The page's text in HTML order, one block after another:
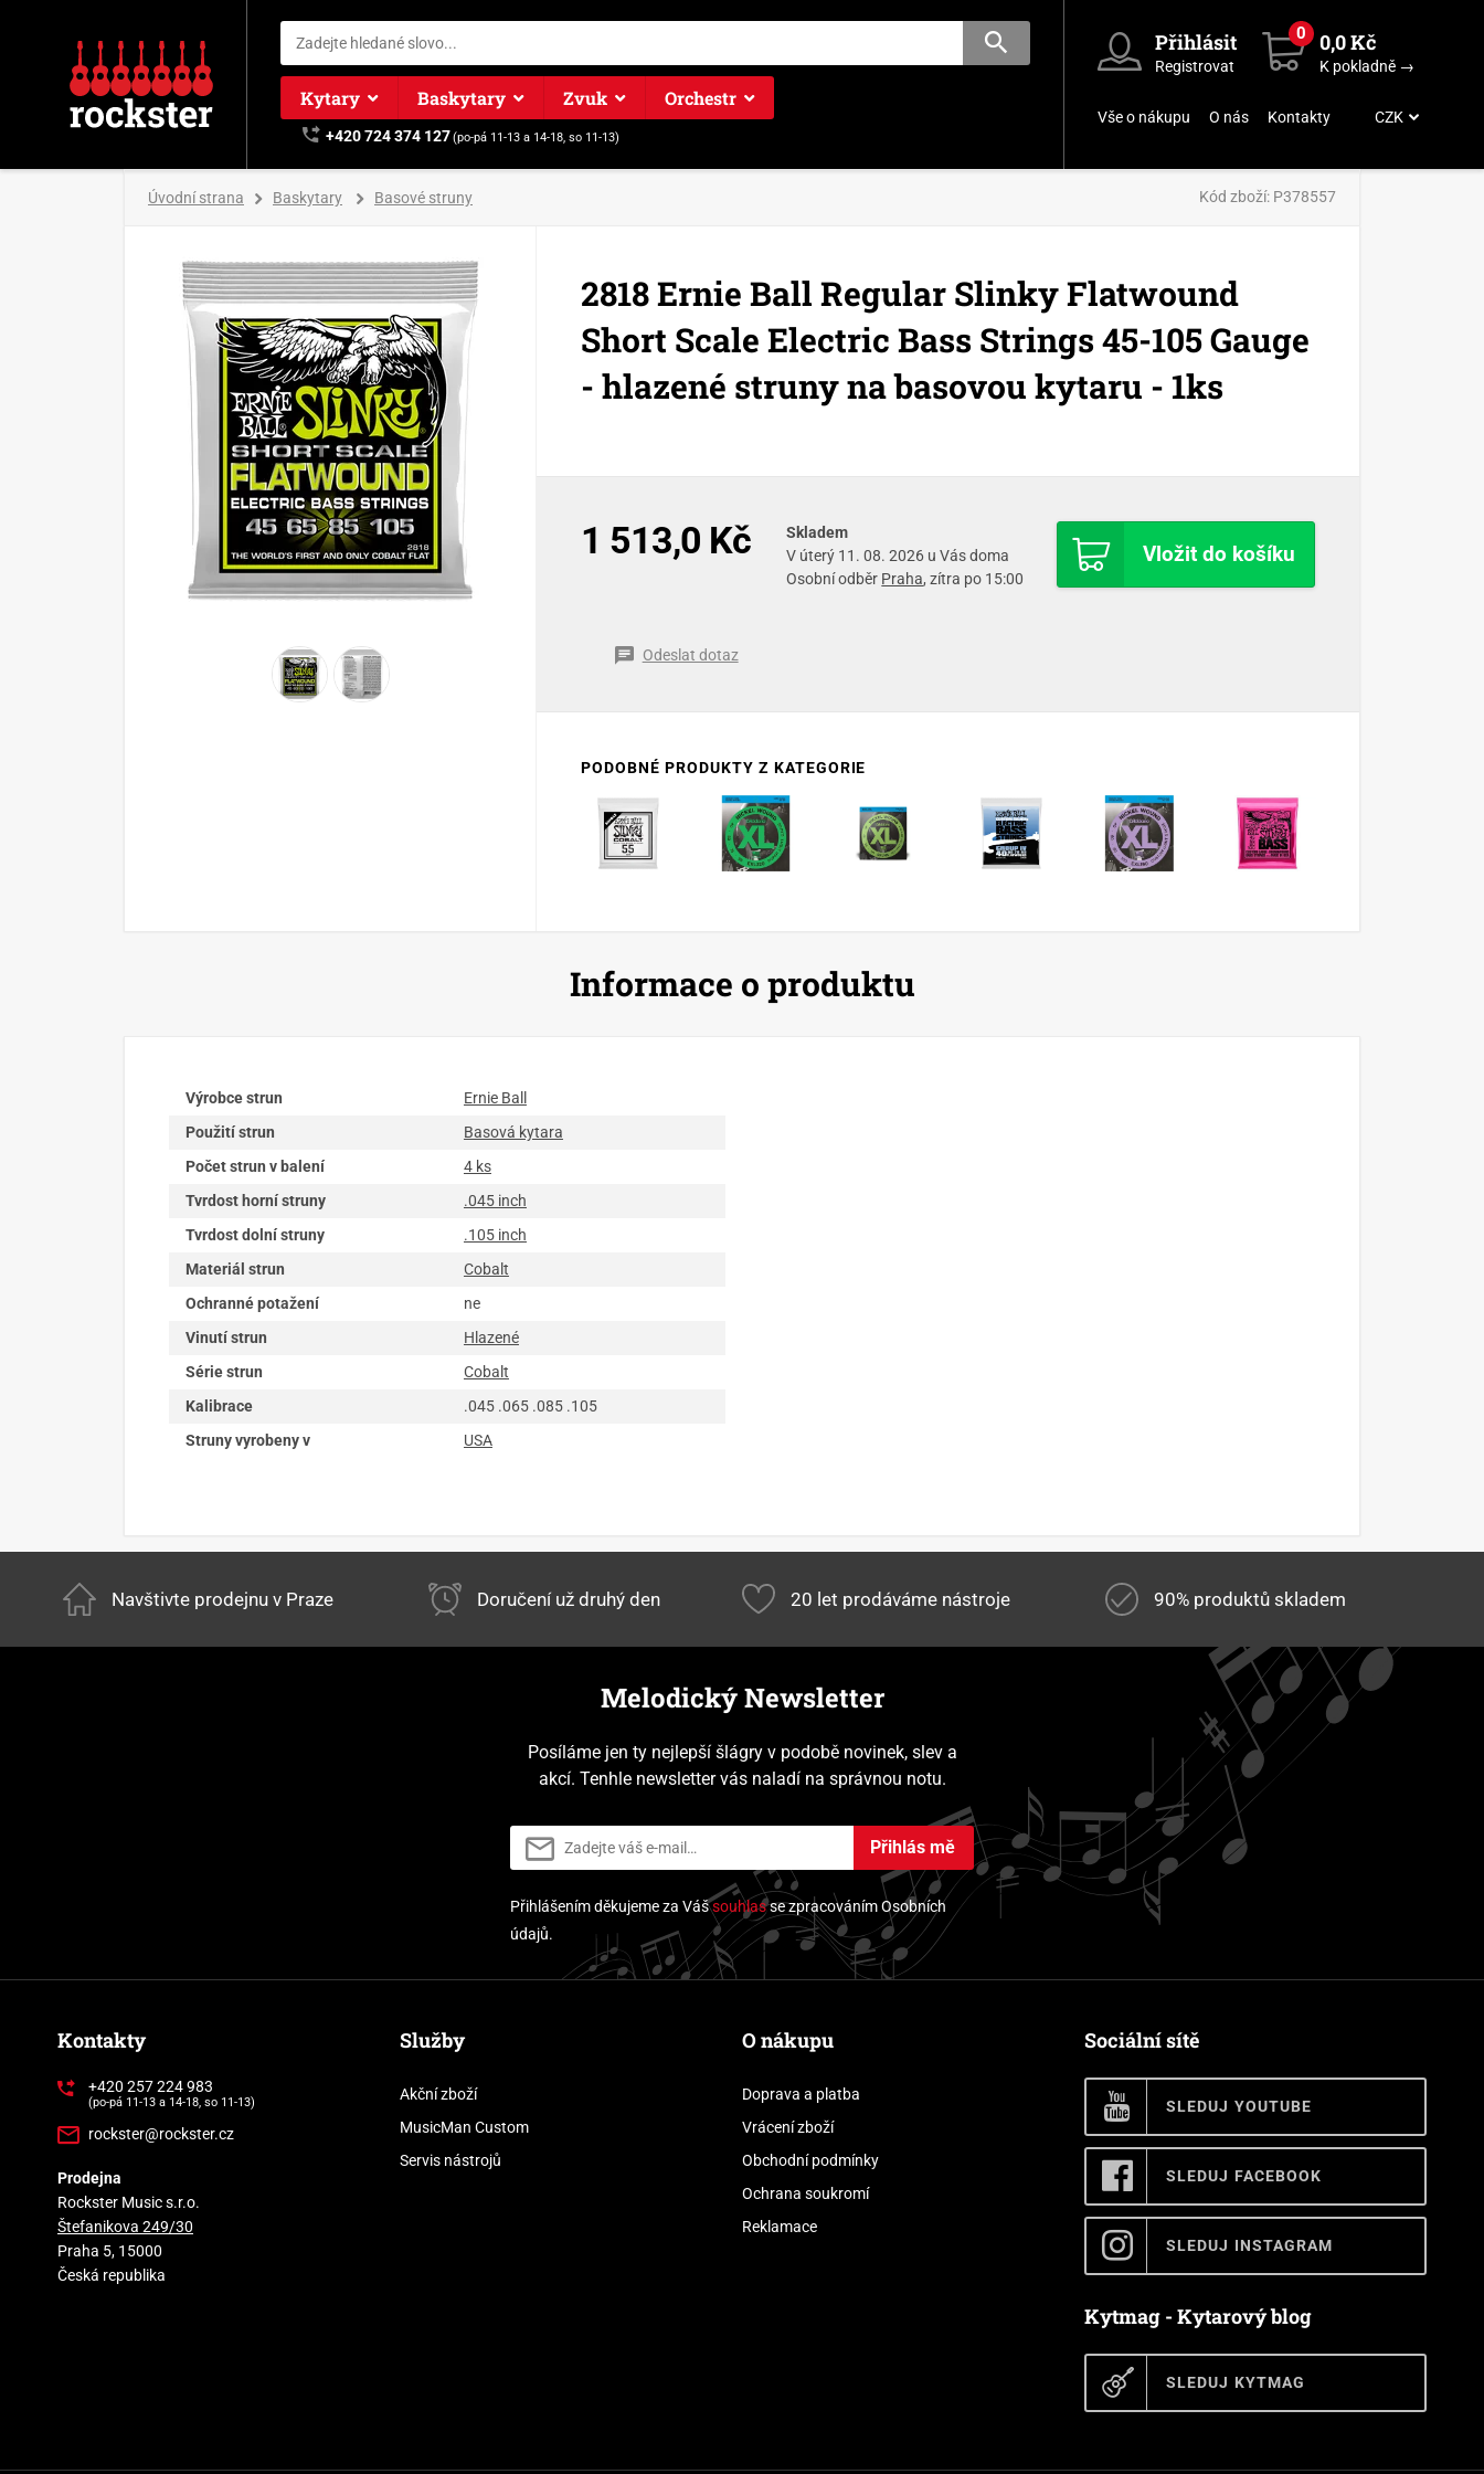
Kytary Baskytary Zvuk Orchestr
+420 724 374 127(po-pá 11-13 a 14-18, so 11-13)
Přihlásit
Registrovat
0 0,0 Kč
K pokladně →
Vše o nákupu O nás Kontakty CZK
Úvodní strana Baskytary Basové struny Kód zboží: P378557
2818 Ernie Ball Regular Slinky Flatwound
Short Scale Electric Bass Strings 45-105 Gauge
- hlazené struny na basovou kytaru - 1ks
1 513,0 Kč Vložit do košíku
Skladem
V úterý 11. 08. 2026 u Vás doma
Osobní odběr Praha, zítra po 15:00
Odeslat dotaz
PODOBNÉ PRODUKTY Z KATEGORIE
Informace o produktu
Výrobce strun
Ernie Ball
Použití strun
Basová kytara
Počet strun v balení
4 ks
Tvrdost horní struny
.045 inch
Tvrdost dolní struny
.105 inch
Materiál strun
Cobalt
Ochranné potažení
ne
Vinutí strun
Hlazené
Série strun
Cobalt
Kalibrace
.045 .065 .085 .105
Struny vyrobeny v
USA
Navštivte prodejnu v Praze Doručení už druhý den 20 let prodáváme nástroje 90% produktů skladem
Melodický Newsletter
Posíláme jen ty nejlepší šlágry v podobě novinek, slev a
akcí. Tenhle newsletter vás naladí na správnou notu.
Přihlás mě
Přihlášením děkujeme za Vášsouhlasse zpracováním Osobních
údajů.
Kontakty
+420 257 224 983
(po-pá 11-13 a 14-18, so 11-13)
rockster@rockster.cz
Prodejna
Rockster Music s.r.o.
Štefanikova 249/30
Praha 5, 15000
Česká republika
Služby
Akční zboží
MusicMan Custom
Servis nástrojů
O nákupu
Doprava a platba
Vrácení zboží
Obchodní podmínky
Ochrana soukromí
Reklamace
Sociální sítě
SLEDUJ YOUTUBE
SLEDUJ FACEBOOK
SLEDUJ INSTAGRAM
Kytmag - Kytarový blog
SLEDUJ KYTMAG